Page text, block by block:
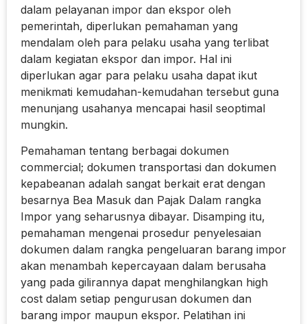
dalam pelayanan impor dan ekspor oleh
pemerintah, diperlukan pemahaman yang
mendalam oleh para pelaku usaha yang terlibat
dalam kegiatan ekspor dan impor. Hal ini
diperlukan agar para pelaku usaha dapat ikut
menikmati kemudahan-kemudahan tersebut guna
menunjang usahanya mencapai hasil seoptimal
mungkin.
Pemahaman tentang berbagai dokumen
commercial; dokumen transportasi dan dokumen
kepabeanan adalah sangat berkait erat dengan
besarnya Bea Masuk dan Pajak Dalam rangka
Impor yang seharusnya dibayar. Disamping itu,
pemahaman mengenai prosedur penyelesaian
dokumen dalam rangka pengeluaran barang impor
akan menambah kepercayaan dalam berusaha
yang pada gilirannya dapat menghilangkan high
cost dalam setiap pengurusan dokumen dan
barang impor maupun ekspor. Pelatihan ini